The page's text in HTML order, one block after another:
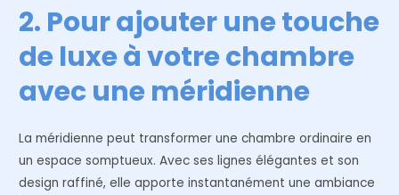
2. Pour ajouter une touche
de luxe à votre chambre
avec une méridienne
La méridienne peut transformer une chambre ordinaire en
un espace somptueux. Avec ses lignes élégantes et son
design raffiné, elle apporte instantanément une ambiance